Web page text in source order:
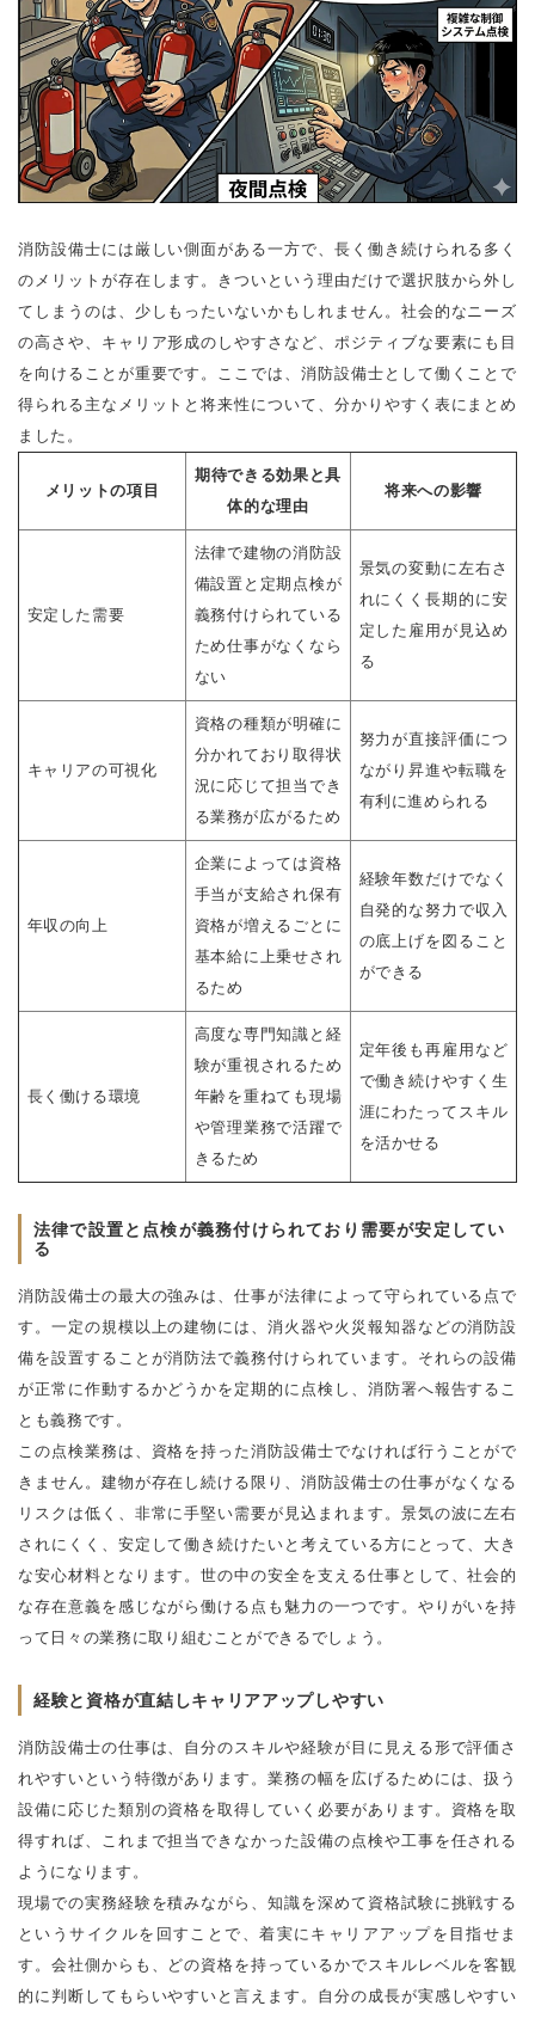
消防設備士には厳しい側面がある一方で、長く働き続けられる多く
のメリットが存在します。きついという理由だけで選択肢から外し
てしまうのは、少しもったいないかもしれません。社会的なニーズ
の高さや、キャリア形成のしやすさなど、ポジティブな要素にも目
を向けることが重要です。ここでは、消防設備士として働くことで
得られる主なメリットと将来性について、分かりやすく表にまとめ
ました。
メリットの項目
期待できる効果と具
体的な理由
将来への影響
安定した需要
法律で建物の消防設
備設置と定期点検が
義務付けられている
ため仕事がなくなら
ない
景気の変動に左右さ
れにくく長期的に安
定した雇用が見込め
る
キャリアの可視化
資格の種類が明確に
分かれており取得状
況に応じて担当でき
る業務が広がるため
努力が直接評価につ
ながり昇進や転職を
有利に進められる
年収の向上
企業によっては資格
手当が支給され保有
資格が増えるごとに
基本給に上乗せされ
るため
経験年数だけでなく
自発的な努力で収入
の底上げを図ること
ができる
長く働ける環境
高度な専門知識と経
験が重視されるため
年齢を重ねても現場
や管理業務で活躍で
きるため
定年後も再雇用など
で働き続けやすく生
涯にわたってスキル
を活かせる
法律で設置と点検が義務付けられており需要が安定してい
る
消防設備士の最大の強みは、仕事が法律によって守られている点で
す。一定の規模以上の建物には、消火器や火災報知器などの消防設
備を設置することが消防法で義務付けられています。それらの設備
が正常に作動するかどうかを定期的に点検し、消防署へ報告するこ
とも義務です。
この点検業務は、資格を持った消防設備士でなければ行うことがで
きません。建物が存在し続ける限り、消防設備士の仕事がなくなる
リスクは低く、非常に手堅い需要が見込まれます。景気の波に左右
されにくく、安定して働き続けたいと考えている方にとって、大き
な安心材料となります。世の中の安全を支える仕事として、社会的
な存在意義を感じながら働ける点も魅力の一つです。やりがいを持
って日々の業務に取り組むことができるでしょう。
経験と資格が直結しキャリアアップしやすい
消防設備士の仕事は、自分のスキルや経験が目に見える形で評価さ
れやすいという特徴があります。業務の幅を広げるためには、扱う
設備に応じた類別の資格を取得していく必要があります。資格を取
得すれば、これまで担当できなかった設備の点検や工事を任される
ようになります。
現場での実務経験を積みながら、知識を深めて資格試験に挑戦する
というサイクルを回すことで、着実にキャリアアップを目指せま
す。会社側からも、どの資格を持っているかでスキルレベルを客観
的に判断してもらいやすいと言えます。自分の成長が実感しやすい